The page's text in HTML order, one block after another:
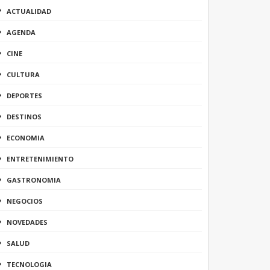
ACTUALIDAD
AGENDA
CINE
CULTURA
DEPORTES
DESTINOS
ECONOMIA
ENTRETENIMIENTO
GASTRONOMIA
NEGOCIOS
NOVEDADES
SALUD
TECNOLOGIA